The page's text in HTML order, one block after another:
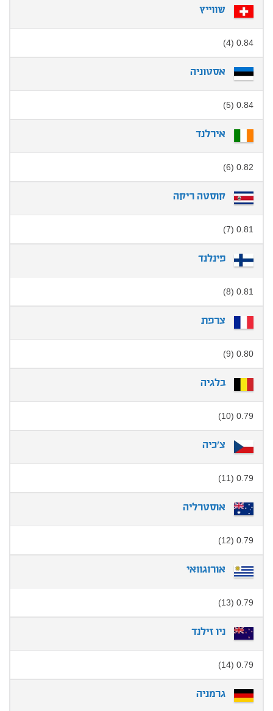
שווייץ
0.84 (4)
אסטוניה
0.84 (5)
אירלנד
0.82 (6)
קוסטה ריקה
0.81 (7)
פינלנד
0.81 (8)
צרפת
0.80 (9)
בלגיה
0.79 (10)
צ'כיה
0.79 (11)
אוסטרליה
0.79 (12)
אורוגוואי
0.79 (13)
ניו זילנד
0.79 (14)
גרמניה